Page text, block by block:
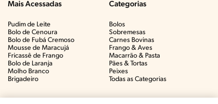
Mais Acessadas
Pudim de Leite
Bolo de Cenoura
Bolo de Fubá Cremoso
Mousse de Maracujá
Fricassê de Frango
Bolo de Laranja
Molho Branco
Brigadeiro
Categorias
Bolos
Sobremesas
Carnes Bovinas​
Frango & Aves​
Macarrão & Pasta​
Pães & Tortas​
Peixes
Todas as Categorias